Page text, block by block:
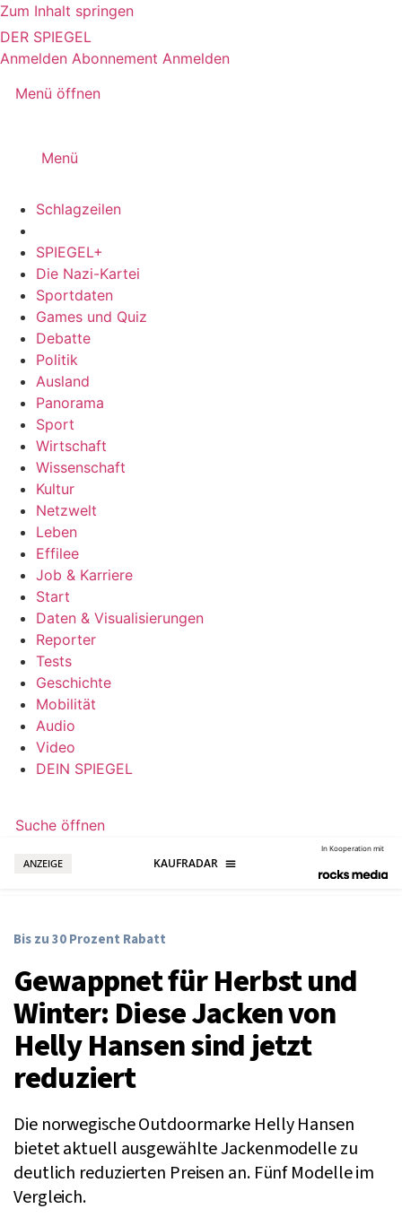
Zum Inhalt springen
DER SPIEGEL
Anmelden Abonnement Anmelden
Menü öffnen
Menü
Schlagzeilen
SPIEGEL+
Die Nazi-Kartei
Sportdaten
Games und Quiz
Debatte
Politik
Ausland
Panorama
Sport
Wirtschaft
Wissenschaft
Kultur
Netzwelt
Leben
Effilee
Job & Karriere
Start
Daten & Visualisierungen
Reporter
Tests
Geschichte
Mobilität
Audio
Video
DEIN SPIEGEL
Suche öffnen
ANZEIGE
In Kooperation mit
Bis zu 30 Prozent Rabatt
Gewappnet für Herbst und
Winter: Diese Jacken von
Helly Hansen sind jetzt
reduziert
Die norwegische Outdoormarke Helly Hansen
bietet aktuell ausgewählte Jackenmodelle zu
deutlich reduzierten Preisen an. Fünf Modelle im
Vergleich.